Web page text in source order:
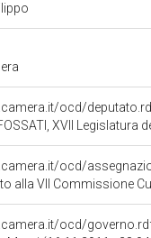
ocd/
XVII Legislatura
ocd/
alla VII Commissione
ocd/